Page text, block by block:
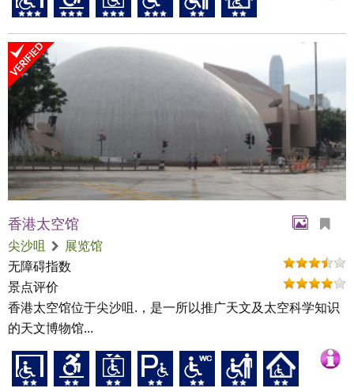
香港太空馆
尖沙咀
展览馆
无障碍指数
景点评价
香港太空馆位于尖沙咀.，是一所以推广天文及太空科学知识
的天文博物馆...